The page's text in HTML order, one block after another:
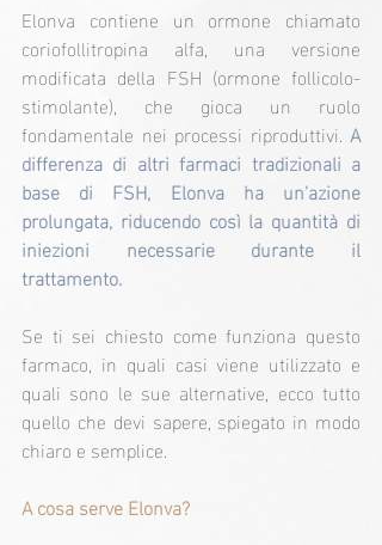
Elonva contiene un ormone chiamato
coriofollitropina alfa, una versione
modificata della FSH (ormone follicolo-
stimolante), che gioca un ruolo
fondamentale nei processi riproduttivi. A
differenza di altri farmaci tradizionali a
base di FSH, Elonva ha un'azione
prolungata, riducendo così la quantità di
iniezioni necessarie durante il
trattamento.
Se ti sei chiesto come funziona questo
farmaco, in quali casi viene utilizzato e
quali sono le sue alternative, ecco tutto
quello che devi sapere, spiegato in modo
chiaro e semplice.
A cosa serve Elonva?